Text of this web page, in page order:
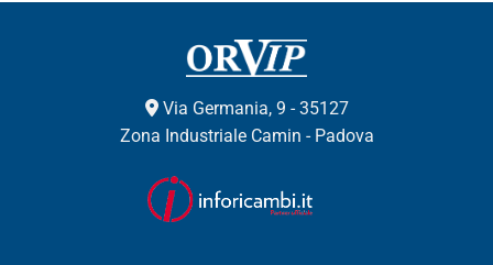
Via Germania, 9 - 35127
Zona Industriale Camin - Padova